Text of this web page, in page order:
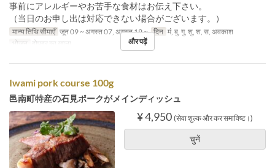
事前にアレルギーやお苦手な食材はお伝え下さい。
（当日のお申し出は対応できない場合がございます。）
मान्य तिथि सीमाएँ जून 09 ~ अगस्त 07, अगस्त 19 ~ दिन मं, बु, गु, शु, श, स, अवकाश
भोजन
दोपहर का खाना और पढ़ें
Iwami pork course 100g
邑南町特産の石見ポークがメインディッシュ
¥ 4,950 (सेवा शुल्क और कर समाविष्ट।)
चुनें